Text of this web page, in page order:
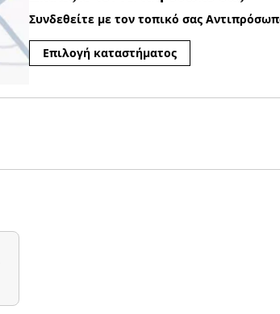
Συνδεθείτε με τον τοπικό σας
Επιλογή καταστήματος